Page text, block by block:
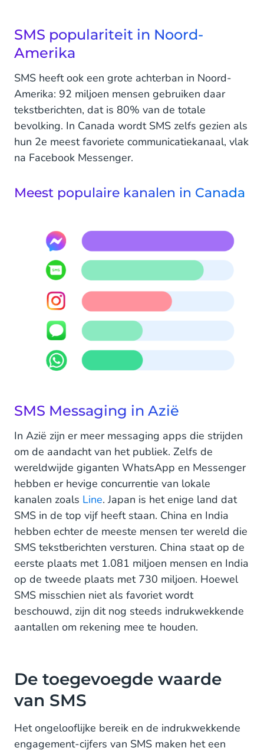
SMS populariteit in Noord-
Amerika
SMS heeft ook een grote achterban in Noord-
Amerika: 92 miljoen mensen gebruiken daar
tekstberichten, dat is 80% van de totale
bevolking. In Canada wordt SMS zelfs gezien als
hun 2e meest favoriete communicatiekanaal, vlak
na Facebook Messenger.
Meest populaire kanalen in Canada
SMS Messaging in Azië
In Azië zijn er meer messaging apps die strijden
om de aandacht van het publiek. Zelfs de
wereldwijde giganten WhatsApp en Messenger
hebben er hevige concurrentie van lokale
kanalen zoals Line. Japan is het enige land dat
SMS in de top vijf heeft staan. China en India
hebben echter de meeste mensen ter wereld die
SMS tekstberichten versturen. China staat op de
eerste plaats met 1.081 miljoen mensen en India
op de tweede plaats met 730 miljoen. Hoewel
SMS misschien niet als favoriet wordt
beschouwd, zijn dit nog steeds indrukwekkende
aantallen om rekening mee te houden.
De toegevoegde waarde
van SMS
Het ongelooflijke bereik en de indrukwekkende
engagement-cijfers van SMS maken het een